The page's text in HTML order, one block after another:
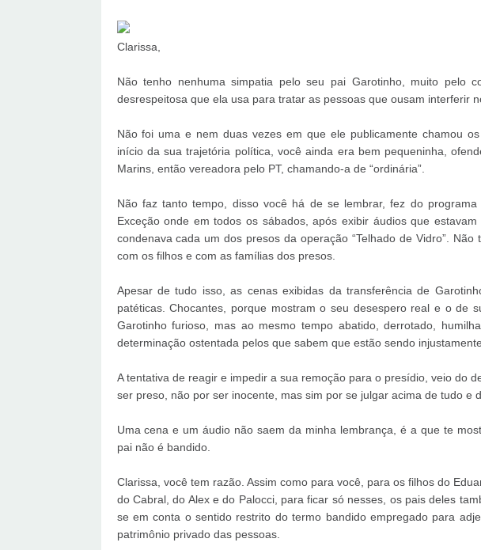
Clarissa,
Não tenho nenhuma simpatia pelo seu pai Garotinho, muito pelo
desrespeitosa que ela usa para tratar as pessoas que ousam interferir
Não foi uma e nem duas vezes em que ele publicamente chamou
início da sua trajetória política, você ainda era bem pequeninha,
Marins, então vereadora pelo PT, chamando-a de “ordinária”.
Não faz tanto tempo, disso você há de se lembrar, fez do
Exceção onde em todos os sábados, após exibir áudios que
condenava cada um dos presos da operação “Telhado de Vidro”.
com os filhos e com as famílias dos presos.
Apesar de tudo isso, as cenas exibidas da transferência de
patéticas. Chocantes, porque mostram o seu desespero real e o de
Garotinho furioso, mas ao mesmo tempo abatido, derrotado,
determinação ostentada pelos que sabem que estão sendo
A tentativa de reagir e impedir a sua remoção para o presídio, veio do
ser preso, não por ser inocente, mas sim por se julgar acima de tudo e
Uma cena e um áudio não saem da minha lembrança, é a que te
pai não é bandido.
Clarissa, você tem razão. Assim como para você, para os filhos do
do Cabral, do Alex e do Palocci, para ficar só nesses, os pais deles
se em conta o sentido restrito do termo bandido empregado para
patrimônio privado das pessoas.